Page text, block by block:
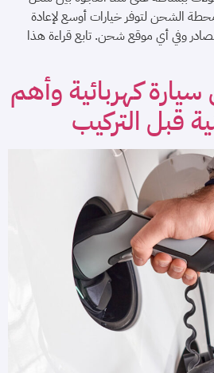
الشحن لتوفر خيارات أوسع لإعادة
وفي أي موقع شحن. تابع قراءة هذا
كهربائية وأهم
قبل التركيب